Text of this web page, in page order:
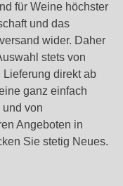
für Weine höchster
und das
wider. Daher
stets von
direkt ab
ganz einfach
von
Angeboten in
Sie stetig Neues.